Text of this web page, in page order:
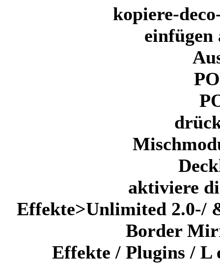
kopiere-
einfügen
aktiviere
Effekte>Unlimited 2.0-/
Border
Effekte / Plugins / L